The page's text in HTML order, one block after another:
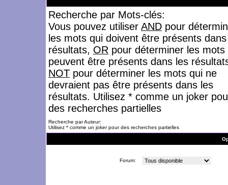
Recherche par Mots-clés:
Vous pouvez utiliser AND pour
les mots qui doivent être présents
résultats, OR pour déterminer les mots
peuvent être présents dans les
NOT pour déterminer les mots qui ne
devraient pas être présents dans les
résultats. Utilisez * comme un joker
des recherches partielles
Recherche par Auteur:
Utilisez * comme un joker pour des recherches partielles
Forum: